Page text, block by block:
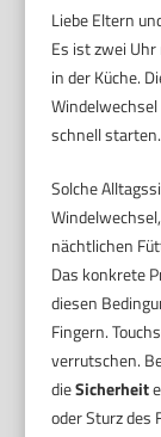
Liebe Eltern
Es ist zwei
in der Küche.
schnell starten.
Solche
nächtlichen
Das konkrete
diesen
Fingern.
verrutschen.
dieSicherheit
oder Sturz des